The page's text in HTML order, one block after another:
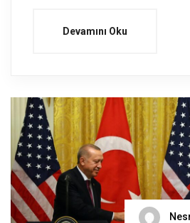
Devamını Oku